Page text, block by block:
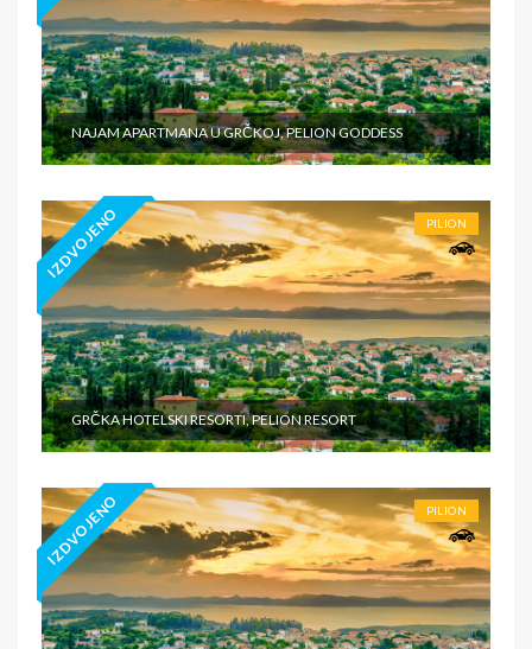
NAJAM APARTMANA U GRČKOJ, PELION GODDESS
IZDVOJENO PILION
GRČKA HOTELSKI RESORTI, PELION RESORT
IZDVOJENO PILION